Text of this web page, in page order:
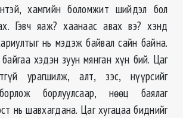
хамгийн боломжит шийдэл бол
Гэвч яаж? хаанаас авах вэ? хэнд
нь мэдэж байвал сайн байна.
хэдэн зуун мянган хүн бий. Цаг
урагшилж, алт, зэс, нүүрсийг
борлуулсаар, нөөц баялаг
нь шавхагдана. Цаг хугацаа биднийг